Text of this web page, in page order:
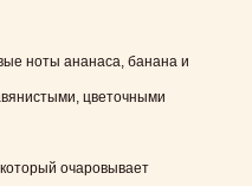
ноты ананаса, банана и
цветочными
очаровывает